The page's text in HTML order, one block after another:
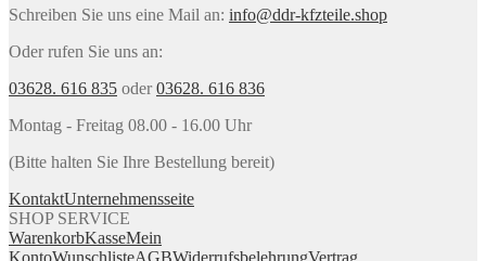
Schreiben Sie uns eine Mail an: info@ddr-kfzteile.shop
Oder rufen Sie uns an:
03628. 616 835 oder03628. 616 836
Montag - Freitag 08.00 - 16.00 Uhr
(Bitte halten Sie Ihre Bestellung bereit)
KontaktUnternehmensseite
SHOP SERVICE
WarenkorbKasseMein